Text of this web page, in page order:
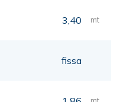
3,40 mt
fissa